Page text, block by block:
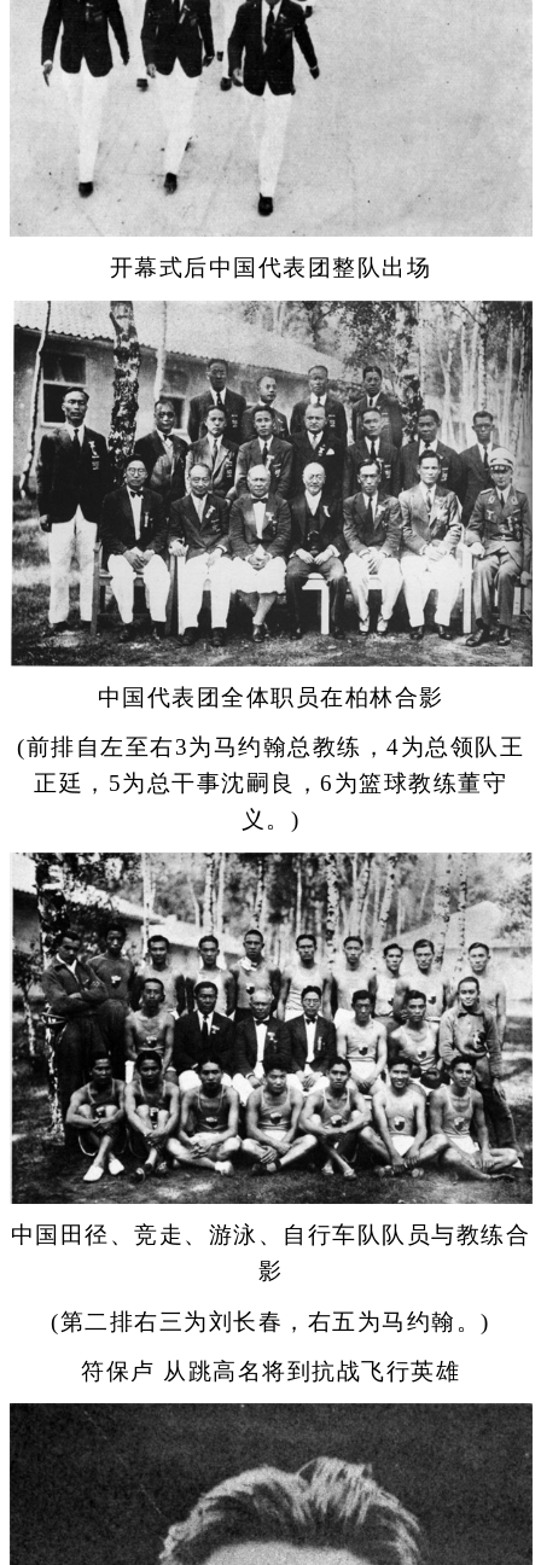
开幕式后中国代表团整队出场
中国代表团全体职员在柏林合影
(前排自左至右3为马约翰总教练，4为总领队王
正廷，5为总干事沈嗣良，6为篮球教练董守
义。)
中国田径、竞走、游泳、自行车队队员与教练合
影
(第二排右三为刘长春，右五为马约翰。)
符保卢 从跳高名将到抗战飞行英雄